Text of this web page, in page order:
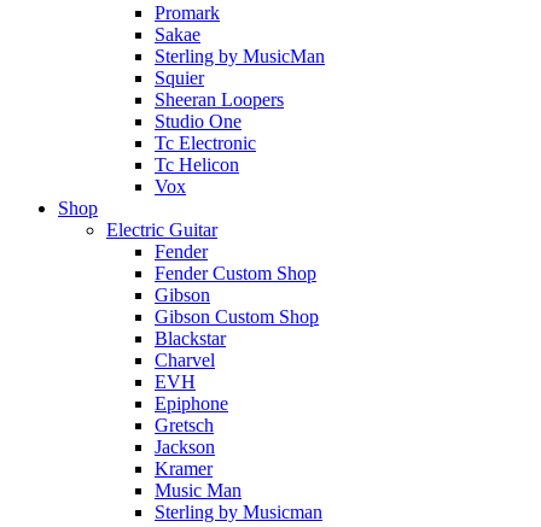
Promark
Sakae
Sterling by MusicMan
Squier
Sheeran Loopers
Studio One
Tc Electronic
Tc Helicon
Vox
Shop
Electric Guitar
Fender
Fender Custom Shop
Gibson
Gibson Custom Shop
Blackstar
Charvel
EVH
Epiphone
Gretsch
Jackson
Kramer
Music Man
Sterling by Musicman